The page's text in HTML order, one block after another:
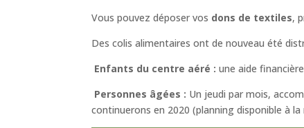
Vous pouvez déposer vos dons de textiles,
Des colis alimentaires ont de nouveau été
Enfants du centre aéré : une aide
Personnes âgées : Un jeudi par mois,
continuerons en 2020 (planning disponible à la